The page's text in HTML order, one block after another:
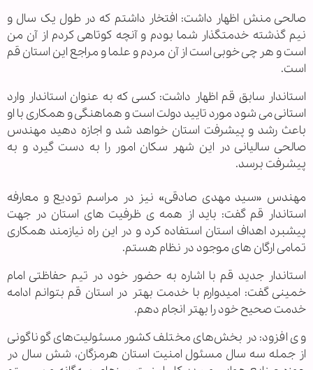
صالحی منش اظهار داشت: افتخار داشتم که در طول یک سال و
نیم گذشته خدمتگذار شما بودم و آنچه کوتاهی کردم از آن من
است و هر چی خوبی است از آن مردم و علما و مراجع این استان قم
است.
استاندار سابق قم اظهار داشت: کسی که به عنوان استاندار وارد
استانی می شود مورد تایید دولت است و هماهنگی و همکاری با او
باعث رشد و پیشرفت استان خواهد شد و اجازه دهید مهندس
صالحی سالیانی در این شهر سکان امور را به دست گیرد و به
پیشرفت برسد.
مهندس «سید مهدی صادقی» نیز در مراسم تودیع و معارفه
استاندار قم گفت: باید از همه ی ظرفیت های استان در جهت
پیشبرد اهداف استان استفاده کرد و در این راه نیازمند همکاری
تمامی ارگان های موجود در نظام هستم.
استاندار جدید قم با اشاره به حضور خود در تیم حفاظتی امام
خمینی گفت: امیدوارم با خدمت بهتر در استان قم بتوانم ادامه
خدمت صحیح خود را بهتر انجام دهم.
وی افزود: در بخش‌های مختلف کشور مسئولیت‌های گوناگونی
از جمله سه سال مسئول امنیت استان هرمزگان، شش سال در